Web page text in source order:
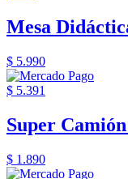
Mesa
$ 5.990
$ 5.391
Super
$ 1.890